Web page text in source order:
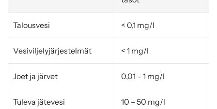
Talousvesi < 0,1 mg/l
Vesiviljelyjärjestelmät < 1 mg/l
Joet ja järvet 0,01 – 1 mg/l
Tuleva jätevesi 10 – 50 mg/l